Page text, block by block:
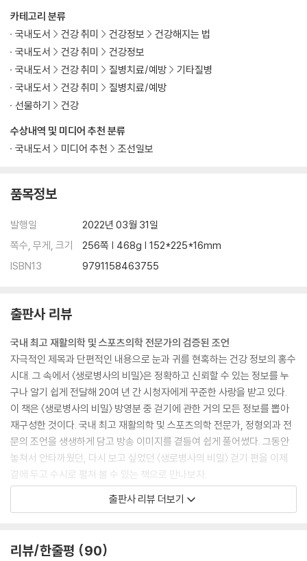
수상내역 및 미디어 추천 분류
국내도서
미디어 추천 조선일보
카테고리 분류
국내도서
건강 취미 건강정보
건강해지는 법
국내도서
건강 취미
건강정보
국내도서
건강 취미 질병치료/예방
기타질병
국내도서
건강 취미
질병치료/예방
선물하기
건강
품목정보
발행일
2022년 03월 31일
쪽수, 무게, 크기
256쪽 | 468g | 152*225*16mm
ISBN13
9791158463755
출판사 리뷰
국내 최고 재활의학 및 스포츠의학 전문가의 검증된 조언
자극적인 제목과 단편적인 내용으로 눈과 귀를 현혹하는 건강 정보의 홍수
시대. 그 속에서 〈생로병사의 비밀〉은 정확하고 신뢰할 수 있는 정보를 누
구나 알기 쉽게 전달해 20여 년 간 시청자에게 꾸준한 사랑을 받고 있다.
이 책은 〈생로병사의 비밀〉 방영분 중 걷기에 관한 거의 모든 정보를 뽑아
재구성한 것이다. 국내 최고 재활의학 및 스포츠의학 전문가, 정형외과 전
문의 조언을 생생하게 담고 방송 이미지를 곁들여 쉽게 풀어썼다. 그동안
놓쳐서 안타까웠던, 다시 보고 싶었던 〈생로병사의 비밀〉 걷기 편을 이제
곁에 두고 수시로 펼쳐 볼 수 있는 책으로 만나보자.
걷기로 기적을 경험한 사람들
‘나도 당장 걸어야겠다’는 동기를 얻는다. 책에는 걷기로 기적을 경험한 사
출판사 리뷰 더보기
리뷰/한줄평 90